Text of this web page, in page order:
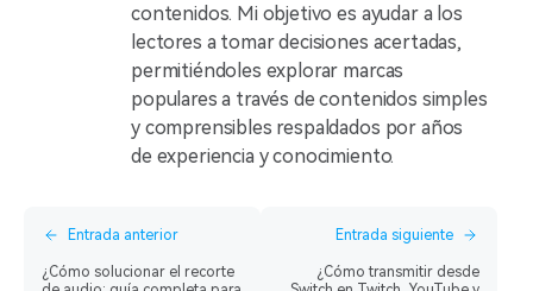
contenidos. Mi objetivo es ayudar a los
lectores a tomar decisiones acertadas,
permitiéndoles explorar marcas
populares a través de contenidos simples
y comprensibles respaldados por años
de experiencia y conocimiento.
Entrada anterior
¿Cómo solucionar el recorte
Entrada siguiente
¿Cómo transmitir desde